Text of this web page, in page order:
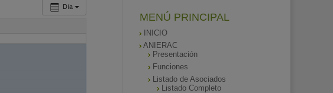
Día
MENÚ PRINCIPAL
INICIO
ANIERAC
Presentación
Funciones
Listado de Asociados
Listado Completo